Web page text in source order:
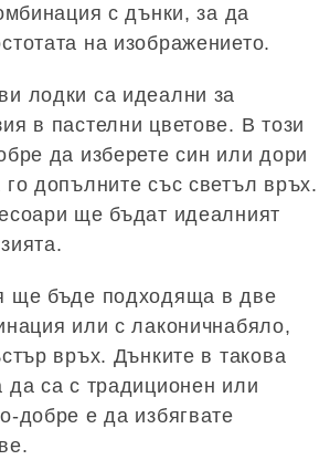
с дънки, за да
на изображението.
лодки са идеални за
в пастелни цветове. В този
да изберете син или дори
допълните със светъл връх.
ще бъдат идеалният
ще бъде подходяща в две
или с лаконичнабяло,
връх. Дънките в такова
да са с традиционен или
добре е да избягвате